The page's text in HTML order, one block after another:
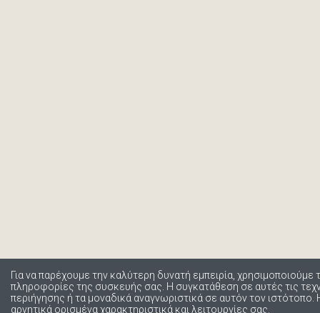
Για να παρέχουμε την καλύτερη δυνατή εμπειρία,
πληροφορίες της συσκευής σας. Η συγκατάθεση σε αυτές τις
περιήγησης ή τα μοναδικά αναγνωριστικά σε αυτόν τον
αρνητικά ορισμένα χαρακτηριστικά και λειτουργίες σας.